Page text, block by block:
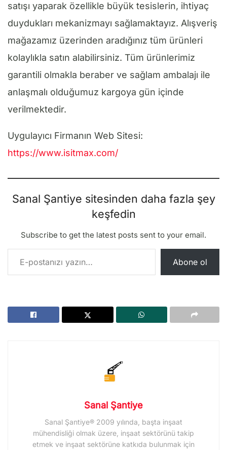
satışı yaparak özellikle büyük tesislerin, ihtiyaç
duydukları mekanizmayı sağlamaktayız. Alışveriş
mağazamız üzerinden aradığınız tüm ürünleri
kolaylıkla satın alabilirsiniz. Tüm ürünlerimiz
garantili olmakla beraber ve sağlam ambalajı ile
anlaşmalı olduğumuz kargoya gün içinde
verilmektedir.
Uygulayıcı Firmanın Web Sitesi:
https://www.isitmax.com/
Sanal Şantiye sitesinden daha fazla şey
keşfedin
Subscribe to get the latest posts sent to your email.
E-postanızı yazın…
Abone ol
Sanal Şantiye
Sanal Şantiye® 2009 yılında, başta inşaat
mühendisliği olmak üzere, inşaat sektörünü takip
etmek ve inşaat sektörüne katkıda bulunmak için